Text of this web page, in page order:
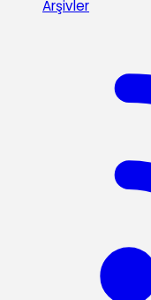
Arşivler